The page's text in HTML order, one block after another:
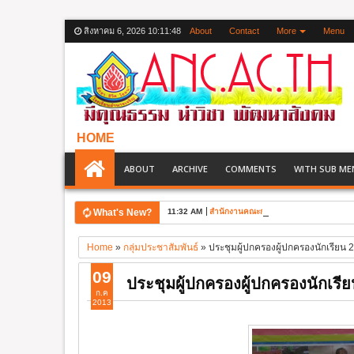
สิงหาคม 6, 2026 10:11:49 About Contact More Menu
HOME
ABOUT ARCHIVE COMMENTS WITH SUB
What's New? 11:32 AM สำนักงานคณะกรรมการการศึกษาขั้นพื้น
Home » กลุ่มประชาสัมพันธ์» ประชุมผู้ปกครองผู้ปกครองนักเรียน
ประชุมผู้ปกครองผู้ปกครองนักเรี
09
ก.ค
2013